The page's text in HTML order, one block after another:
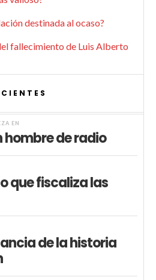
destinada al ocaso?
fallecimiento de Luis Alberto
EN
hombre de radio
que fiscaliza las
de la historia